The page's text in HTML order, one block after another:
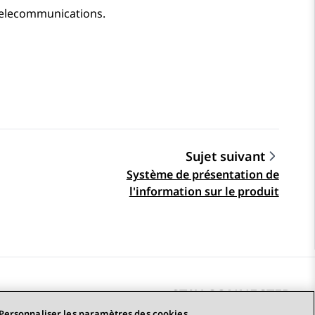
Sujet suivant
Système de présentation de
l'information sur le produit
STAY CONNECTED